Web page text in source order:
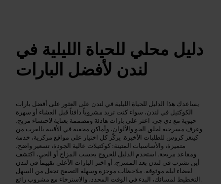
دليل محلي للحياة الليلية في
لندن لأفضل البارات
يساعدك هذا الدليل للحياة الليلية في لندن على العثور على أفضل بارات
الكوكتيل في لندن، سواء كنت تريد مشروباً دافئاً قبل العشاء أو سهرة
حيوية مع دي جي. اعثر على بارات هادئة ومصممة بعناية لاحتساء مريح،
وغرف مسرحية لخلق الجو والألوان، وأماكن مخفية في الأقبية بالقرب من
كينغز كروس للطلبات الأخيرة. يركّز كل اختيار على مواقع مركزية، خدمة
متميزة، والأساسيات المتينة: كوكتيلات عالية الجودة، تسعير واضح،
ومقاعد مريحة. استخدم الدليل للخروج بحسب المزاج أو الحي، اكتشف
أين تشرب في لندن بعد المسرح، أو اختر البارات الأعلى تقييماً في لندن
لقضاء ليلة موثوقة. ملاحظات موجزة وسهلة التصفح تجعل من السهل
التخطيط لمسائك، البدء في الوقت المحدد، والاسترخاء مع مشروب رائع.